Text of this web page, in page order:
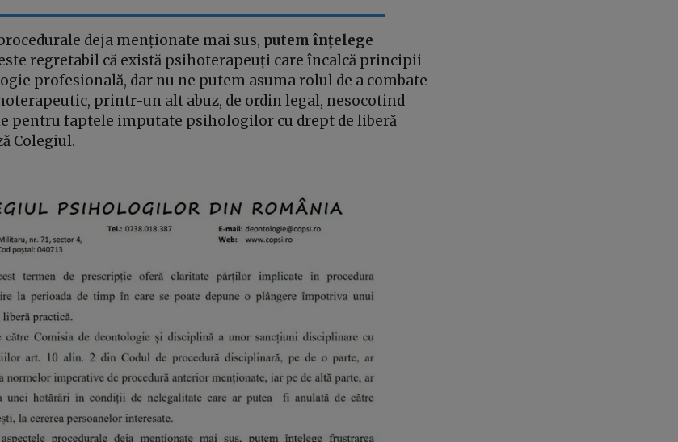
deja menționate mai sus, putem înțelege
regretabil că există psihoterapeuți care încalcă principii
profesională, dar nu ne putem asuma rolul de a combate
printr-un alt abuz, de ordin legal, nesocotind
pentru faptele imputate psihologilor cu drept de liberă
Colegiul.